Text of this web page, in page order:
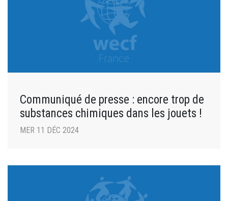
Communiqué de presse : encore trop de
substances chimiques dans les jouets !
MER 11 DÉC 2024